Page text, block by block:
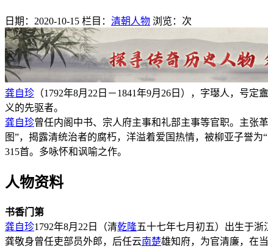
日期：2020-10-15 栏目： 清朝人物 浏览： 次
龚自珍 （1792年8月22日－1841年9月26日），字璱人，号
义的先驱者。
龚自珍曾任内阁中书、宗人府主事和礼部主事等官职。主张
图”，揭露清统治者的腐朽，洋溢着爱国热情，被柳亚子誉
315首。多咏怀和讽喻之作。
人物资料
书香门第
龚自珍1792年8月22日（清乾隆五十七年七月初五）出生于
龚敬身曾任吏部员外郎，后任云南楚雄知府，为官清廉，在